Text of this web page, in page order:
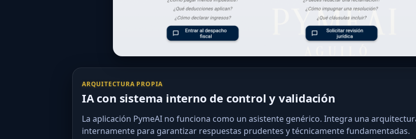
ARQUITECTURA PROPIA
IA con sistema interno de control y validación
La aplicación PymeAI no funciona como un asistente genérico. Integra una
internamente para garantizar respuestas prudentes y técnicamente fundamentadas.